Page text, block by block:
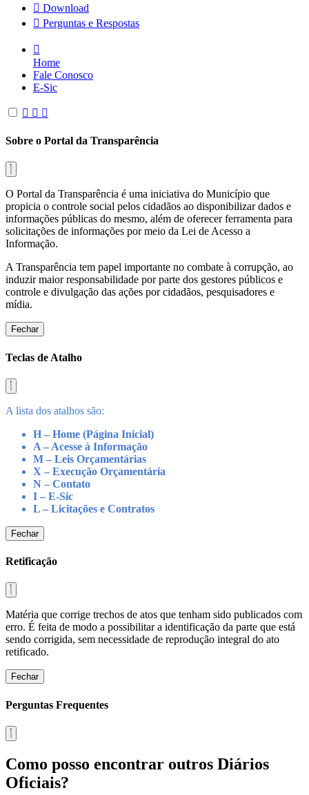
Download
Perguntas e Respostas
Home
Fale Conosco
E-Sic
Sobre o Portal da Transparência
O Portal da Transparência é uma iniciativa do Município que
propicia o controle social pelos cidadãos ao disponibilizar dados e
informações públicas do mesmo, além de oferecer ferramenta para
solicitações de informações por meio da Lei de Acesso a
Informação.
A Transparência tem papel importante no combate à corrupção, ao
induzir maior responsabilidade por parte dos gestores públicos e
controle e divulgação das ações por cidadãos, pesquisadores e
mídia.
Fechar
Teclas de Atalho
A lista dos atalhos são:
H – Home (Página Inicial)
A – Acesse à Informação
M – Leis Orçamentárias
X – Execução Orçamentária
N – Contato
I – E-Sic
L – Licitações e Contratos
Fechar
Retificação
Matéria que corrige trechos de atos que tenham sido publicados com
erro. É feita de modo a possibilitar a identificação da parte que está
sendo corrigida, sem necessidade de reprodução integral do ato
retificado.
Fechar
Perguntas Frequentes
Como posso encontrar outros Diários
Oficiais?